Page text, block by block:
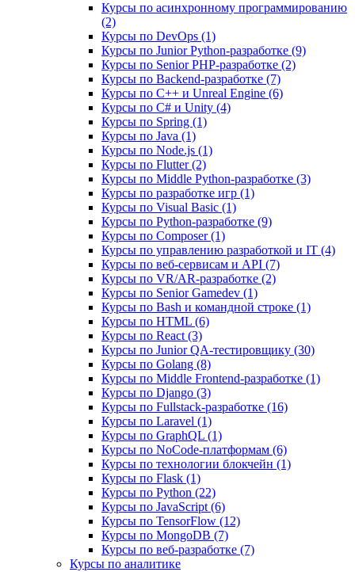
Курсы по асинхронному программированию
(2)
Курсы по DevOps (1)
Курсы по Junior Python-разработке (9)
Курсы по Senior PHP-разработке (2)
Курсы по Backend‑разработке (7)
Курсы по C++ и Unreal Engine (6)
Курсы по C# и Unity (4)
Курсы по Spring (1)
Курсы по Java (1)
Курсы по Node.js (1)
Курсы по Flutter (2)
Курсы по Middle Python-разработке (3)
Курсы по разработке игр (1)
Курсы по Visual Basic (1)
Курсы по Python-разработке (9)
Курсы по Composer (1)
Курсы по управлению разработкой и IT (4)
Курсы по веб‑сервисам и API (7)
Курсы по VR/AR‑разработке (2)
Курсы по Senior Gamedev (1)
Курсы по Bash и командной строке (1)
Курсы по HTML (6)
Курсы по React (3)
Курсы по Junior QA-тестировщику (30)
Курсы по Golang (8)
Курсы по Middle Frontend-разработке (1)
Курсы по Django (3)
Курсы по Fullstack‑разработке (16)
Курсы по Laravel (1)
Курсы по GraphQL (1)
Курсы по NoCode‑платформам (6)
Курсы по технологии блокчейн (1)
Курсы по Flask (1)
Курсы по Python (22)
Курсы по JavaScript (6)
Курсы по TensorFlow (12)
Курсы по MongoDB (7)
Курсы по веб‑разработке (7)
Курсы по аналитике